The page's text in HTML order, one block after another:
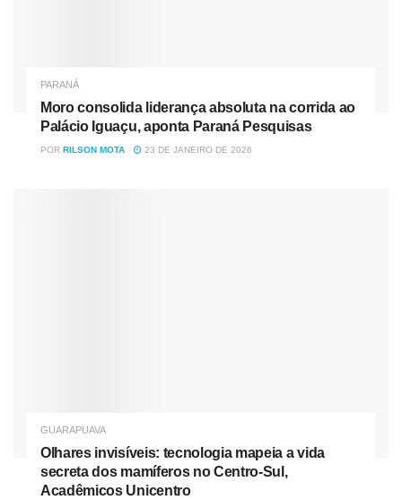
Por Redação Tribuna do Paraná
PARANÁ
Moro consolida liderança absoluta na corrida ao
Palácio Iguaçu, aponta Paraná Pesquisas
POR RILSON MOTA 23 DE JANEIRO DE 2026
GUARAPUAVA
Olhares invisíveis: tecnologia mapeia a vida
secreta dos mamíferos no Centro-Sul,
Acadêmicos Unicentro